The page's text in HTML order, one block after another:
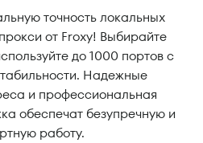
точность локальных
от Froxy! Выбирайте
до 1000 портов с
Надежные
и профессиональная
обеспечат безупречную и
работу.